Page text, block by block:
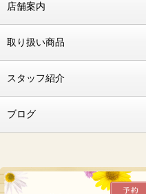
店舗案内
取り扱い商品
スタッフ紹介
ブログ